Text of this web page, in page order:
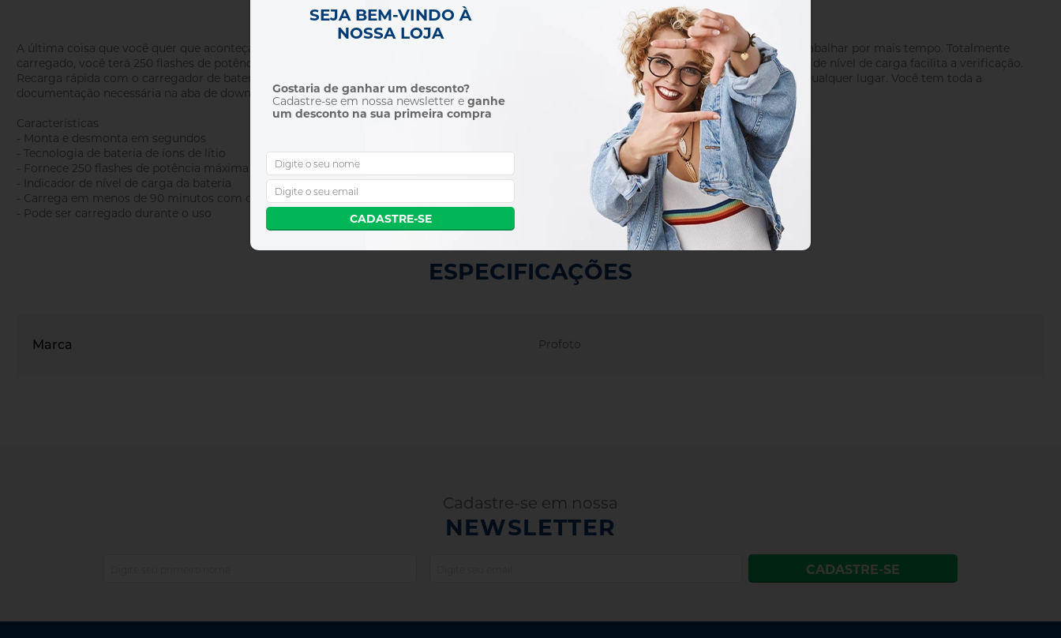
DETALHES DO PRODUTO
A última coisa que você quer que aconteça ao capturar imagens é ficar sem bateria. Com uma bateria de reposição para o Pro-B3 você pode trabalhar por mais tempo. Totalmente
carregado, você terá 250 flashes de potência máxima. A bateria pode ser colocada e removida do flash em questão de segundos e seu indicador de nível de carga facilita a verificação.
Recarga rápida com o carregador de bateria Profoto 5A. Nossas baterias são certificadas pela ONU para que você possa levá-las com você em qualquer lugar. Você tem toda a
documentação necessária na aba de downloads.
Características
- Monta e desmonta em segundos
- Tecnologia de bateria de íons de lítio
- Fornece 250 flashes de potência máxima
- Indicador de nível de carga da bateria
- Carrega em menos de 90 minutos com o carregador de bateria de 5 A
- Pode ser carregado durante o uso
ESPECIFICAÇÕES
Marca Profoto
Cadastre-se em nossa
NEWSLETTER
CADASTRE-SE
SEJA BEM-VINDO À
NOSSA LOJA
Gostaria de ganhar um desconto?
Cadastre-se em nossa newsletter e ganhe
um desconto na sua primeira compra
CADASTRE-SE